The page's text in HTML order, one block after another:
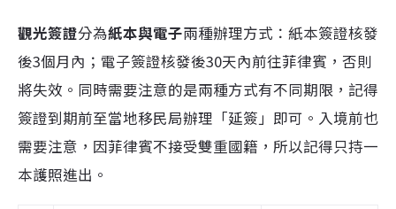
觀光簽證分為紙本與電子兩種辦理方式：紙本簽證核發
後3個月內；電子簽證核發後30天內前往菲律賓，否則
將失效。同時需要注意的是兩種方式有不同期限，記得
簽證到期前至當地移民局辦理「延簽」即可。入境前也
需要注意，因菲律賓不接受雙重國籍，所以記得只持一
本護照進出。